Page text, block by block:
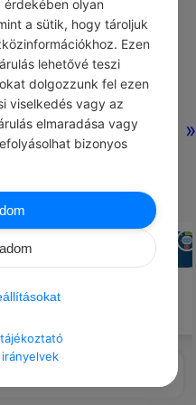
»
JÓCSELEKEDET
CHATGPT
Vásárolj egy kis szobanövényt,
olyan
a sütik, hogy tároljuk
Ezen
lehetővé teszi
dolgozzunk fel ezen
viselkedés vagy az
elmaradása vagy
bizonyos